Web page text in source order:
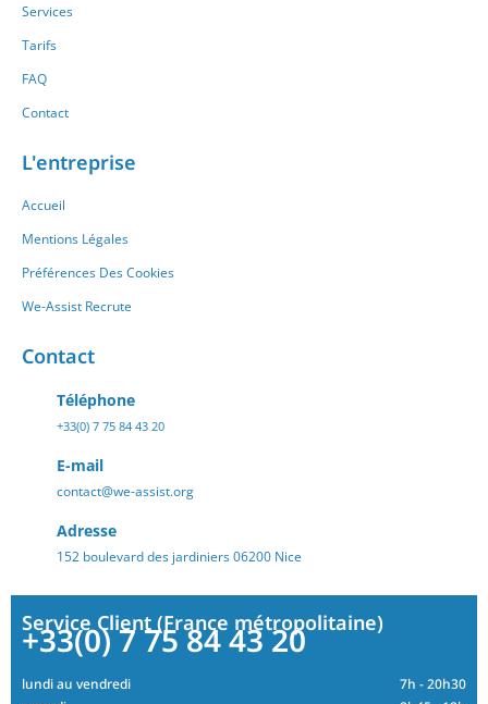
Services
Tarifs
FAQ
Contact
L'entreprise
Accueil
Mentions Légales
Préférences Des Cookies
We-Assist Recrute
Contact
Téléphone
+33(0) 7 75 84 43 20
E-mail
contact@we-assist.org
Adresse
152 boulevard des jardiniers 06200 Nice
Service Client (France métropolitaine)
+33(0) 7 75 84 43 20
lundi au vendredi
7h - 20h30